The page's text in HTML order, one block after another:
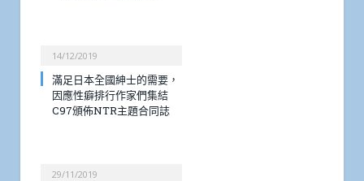
14/12/2019
滿足日本全國紳士的需要，
因應性癖排行作家們集結
C97頒佈NTR主題合同誌
29/11/2019